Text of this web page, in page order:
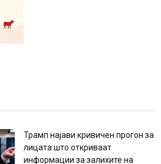
Трамп најави кривичен прогон за
лицата што откриваат
информации за залихите на